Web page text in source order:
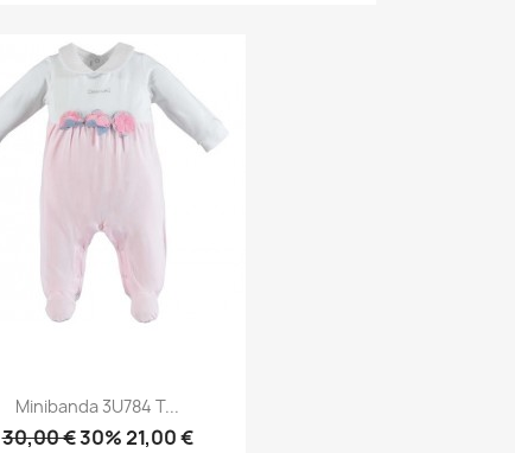
Minibanda 3U784 T...
30,00 €30% 21,00 €